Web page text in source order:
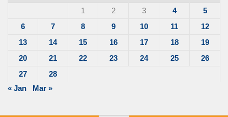
1
2 3 4
5
6
7 8 9 10 11
12
13
14 15 16 17 18
19
20
21 22 23 24 25
26
27
28
« Jan
Mar »